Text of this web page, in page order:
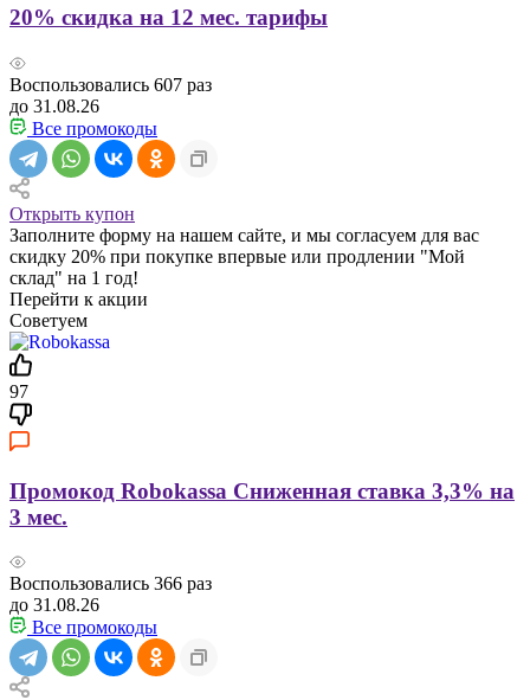
20% скидка на 12 мес. тарифы
Воспользовались 607 раз
до 31.08.26
Все промокоды
Открыть купон
Заполните форму на нашем сайте, и мы согласуем для вас
скидку 20% при покупке впервые или продлении "Мой
склад" на 1 год!
Перейти к акции
Советуем
97
Промокод Robokassa Сниженная ставка 3,3% на
3 мес.
Воспользовались 366 раз
до 31.08.26
Все промокоды